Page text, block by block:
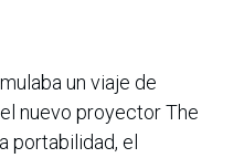
un viaje de
nuevo proyector The
portabilidad, el